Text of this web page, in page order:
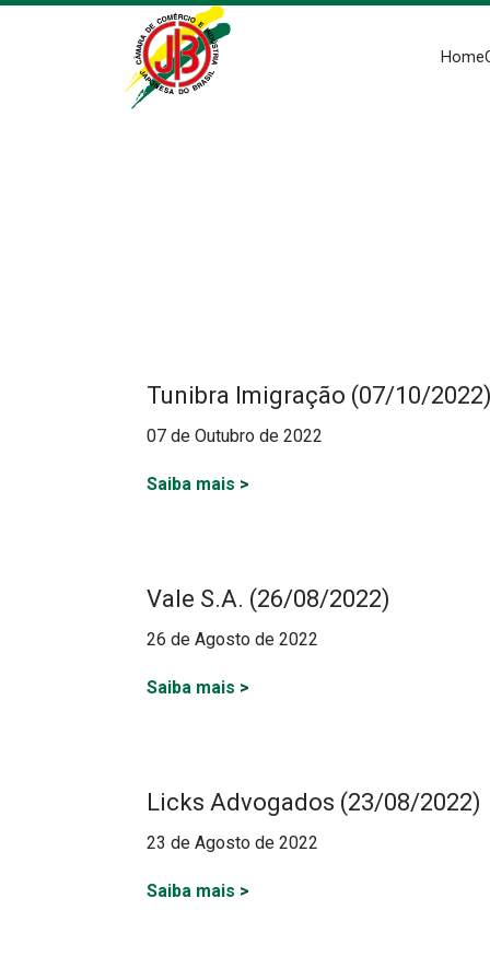
Home
Tunibra Imigração (07/10/
07 de Outubro de 2022
Saiba mais >
Vale S.A. (26/08/2022)
26 de Agosto de 2022
Saiba mais >
Licks Advogados (23/08/2022)
23 de Agosto de 2022
Saiba mais >